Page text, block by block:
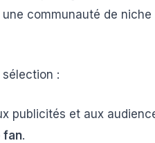
une communauté de
:
publicités et aux
fan.